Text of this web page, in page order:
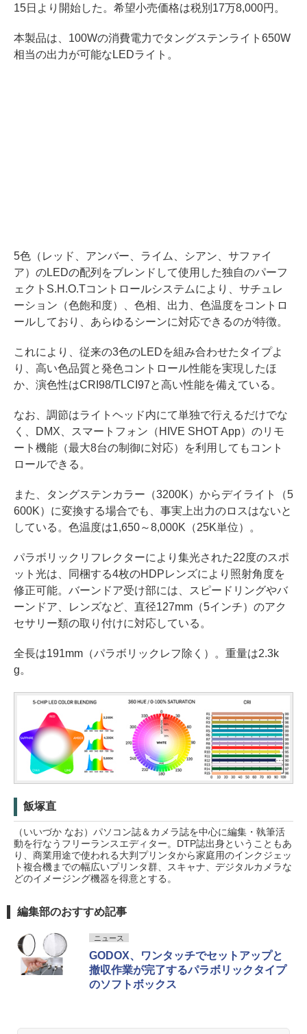
15日より開始した。希望小売価格は税別17万8,000円。
本製品は、100Wの消費電力でタングステンライト650W
相当の出力が可能なLEDライト。
5色（レッド、アンバー、ライム、シアン、サファイ
ア）のLEDの配列をブレンドして使用した独自のパーフ
ェクトS.H.O.Tコントロールシステムにより、サチュレ
ーション（色飽和度）、色相、出力、色温度をコントロ
ールしており、あらゆるシーンに対応できるのが特徴。
これにより、従来の3色のLEDを組み合わせたタイプよ
り、高い色品質と発色コントロール性能を実現したほ
か、演色性はCRI98/TLCI97と高い性能を備えている。
なお、調節はライトヘッド内にて単独で行えるだけでな
く、DMX、スマートフォン（HIVE SHOT App）のリモ
ート機能（最大8台の制御に対応）を利用してもコント
ロールできる。
また、タングステンカラー（3200K）からデイライト（5
600K）に変換する場合でも、事実上出力のロスはないと
している。色温度は1,650～8,000K（25K単位）。
パラボリックリフレクターにより集光された22度のスポ
ット光は、同梱する4枚のHDPレンズにより照射角度を
修正可能。バーンドア受け部には、スピードリングやバ
ーンドア、レンズなど、直径127mm（5インチ）のアク
セサリー類の取り付けに対応している。
全長は191mm（パラボリックレフ除く）。重量は2.3k
g。
飯塚直
（いいづか なお）パソコン誌＆カメラ誌を中心に編集・執筆活
動を行なうフリーランスエディター。DTP誌出身ということもあ
り、商業用途で使われる大判プリンタから家庭用のインクジェッ
ト複合機までの幅広いプリンタ群、スキャナ、デジタルカメラな
どのイメージング機器を得意とする。
編集部のおすすめ記事
ニュース
GODOX、ワンタッチでセットアップと
撤収作業が完了するパラボリックタイプ
のソフトボックス